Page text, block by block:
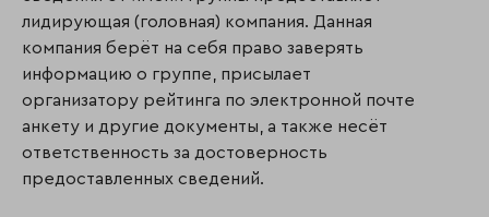
лидирующая (головная) компания. Данная
компания берёт на себя право заверять
информацию о группе, присылает
организатору рейтинга по электронной почте
анкету и другие документы, а также несёт
ответственность за достоверность
предоставленных сведений.